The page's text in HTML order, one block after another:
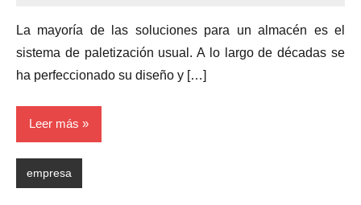
La mayoría de las soluciones para un almacén es el
sistema de paletización usual. A lo largo de décadas se
ha perfeccionado su diseño y […]
Leer más
empresa